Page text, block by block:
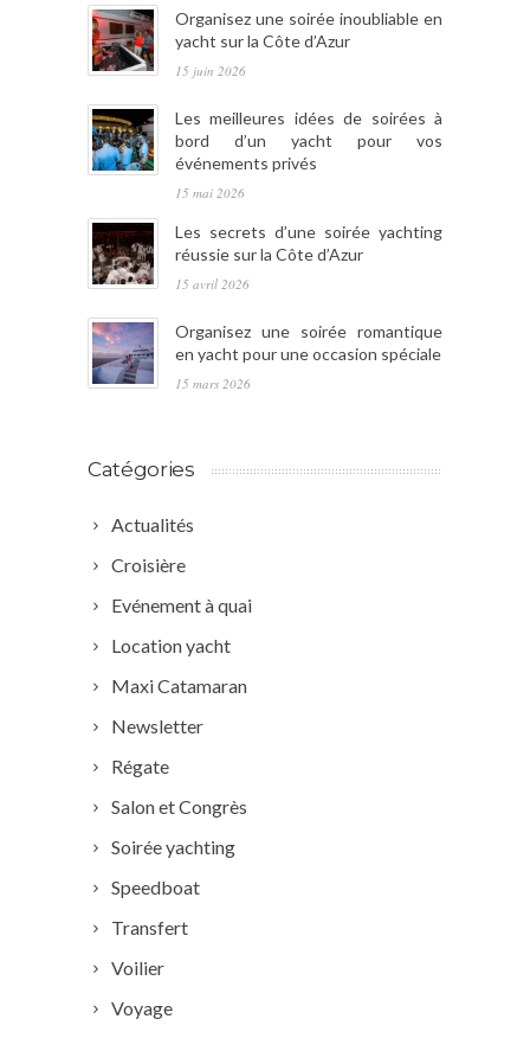
Organisez une soirée inoubliable en
yacht sur la Côte d’Azur
15 juin 2026
Les meilleures idées de soirées à
bord d’un yacht pour vos
événements privés
15 mai 2026
Les secrets d’une soirée yachting
réussie sur la Côte d’Azur
15 avril 2026
Organisez une soirée romantique
en yacht pour une occasion spéciale
15 mars 2026
Catégories
Actualités
Croisière
Evénement à quai
Location yacht
Maxi Catamaran
Newsletter
Régate
Salon et Congrès
Soirée yachting
Speedboat
Transfert
Voilier
Voyage